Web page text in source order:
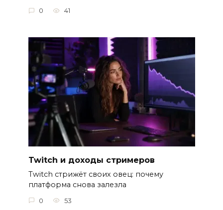
0 41
Twitch и доходы стримеров
Twitch стрижёт своих овец: почему
платформа снова залезла
0 53